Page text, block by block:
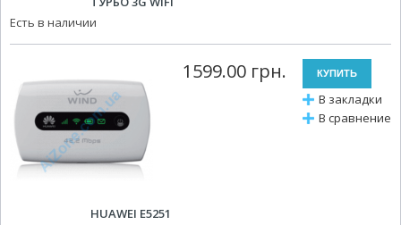
Есть в наличии
В закладки
В сравнение
1599.00 грн.
HUAWEI E5251